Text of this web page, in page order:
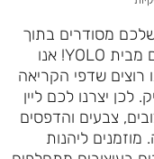
מסודרים בתוך
תיקיות וקלסרים בעיצובים מהממים מבית YOLO! אנו
רוצים שדפי הקריאה
יצרנו לכם ליין
צבעים והדפסים
ליהנות